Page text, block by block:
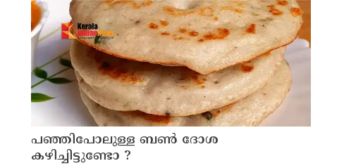
പഞ്ഞിപോലുള്ള ബൺ ദോശ
കഴിച്ചിട്ടുണ്ടോ ?